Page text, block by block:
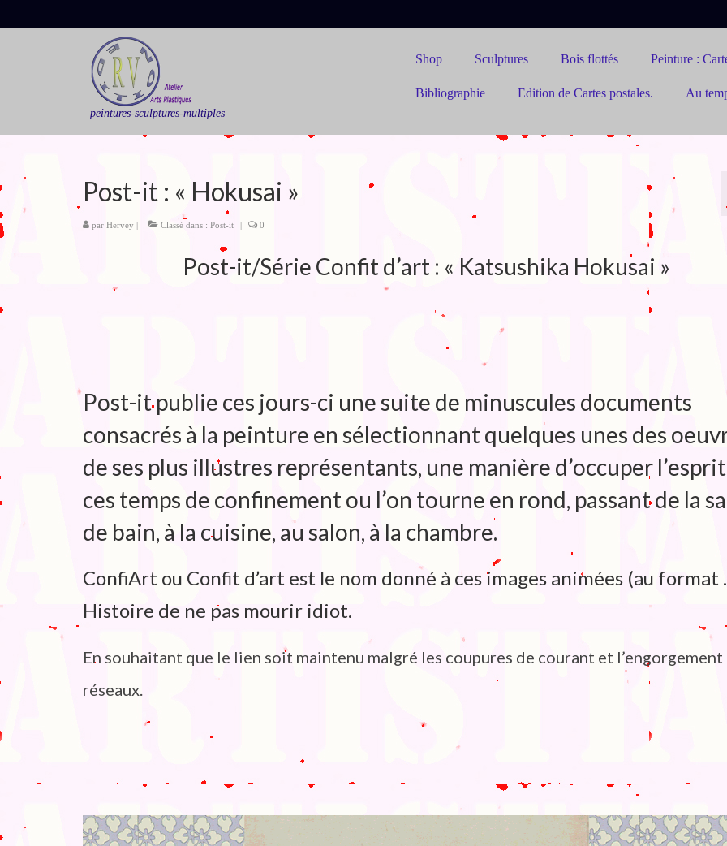
peintures-sculptures-multiples
Shop Sculptures Bois flottés Peinture :
Bibliographie Edition de Cartes postales. Au
Post-it : « Hokusai »
par Hervey | Classé dans : Post-it | 0
Post-it/Série Confit d’art : « Katsushika Hokusai »
Post-it publie ces jours-ci une suite de minuscules documents
consacrés à la peinture en sélectionnant quelques unes des
de ses plus illustres représentants, une manière d’occuper
ces temps de confinement ou l’on tourne en rond, passant de la
de bain, à la cuisine, au salon, à la chambre.
ConfiArt ou Confit d’art est le nom donné à ces images animées (au format
Histoire de ne pas mourir idiot.
En souhaitant que le lien soit maintenu malgré les coupures de courant et l’engorgement
réseaux.